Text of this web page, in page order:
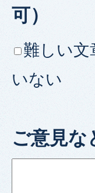
可）
難しい文
いない
ご意見な